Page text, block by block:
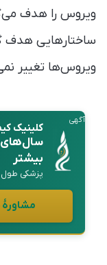
ویروس را هدف
ساختارهایی هدف
ویروس‌ها تغییر
آگهی
کلینیک
بیشتر
پزشکی طول
مشاورهٔ ۱۵ دقیقه‌ای رایگان در واتساپ